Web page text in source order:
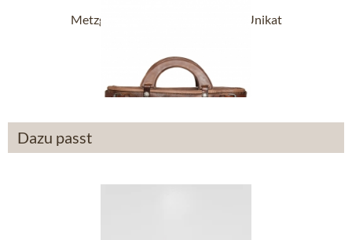
Metzgertasche 490-2677 braun Unikat
684,90 €
Dazu passt